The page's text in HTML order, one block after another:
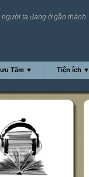
ta đang ở gần thành
Tầm ▼ Tiện ích ▼